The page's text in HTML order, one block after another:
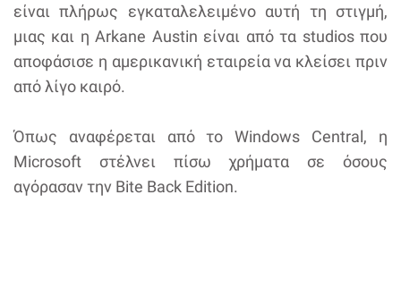
είναι πλήρως εγκαταλελειμένο αυτή τη στιγμή,
μιας και η Arkane Austin είναι από τα studios που
αποφάσισε η αμερικανική εταιρεία να κλείσει πριν
από λίγο καιρό.
Όπως αναφέρεται από το Windows Central, η
Microsoft στέλνει πίσω χρήματα σε όσους
αγόρασαν την Bite Back Edition.